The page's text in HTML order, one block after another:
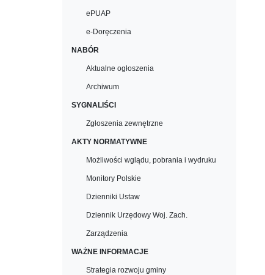
ePUAP
e-Doręczenia
NABÓR
Aktualne ogłoszenia
Archiwum
SYGNALIŚCI
Zgłoszenia zewnętrzne
AKTY NORMATYWNE
Możliwości wglądu, pobrania i wydruku
Monitory Polskie
Dzienniki Ustaw
Dziennik Urzędowy Woj. Zach.
Zarządzenia
WAŻNE INFORMACJE
Strategia rozwoju gminy